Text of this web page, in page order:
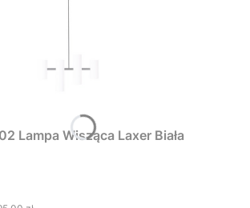
Lampa Wisząca Laxer Biała